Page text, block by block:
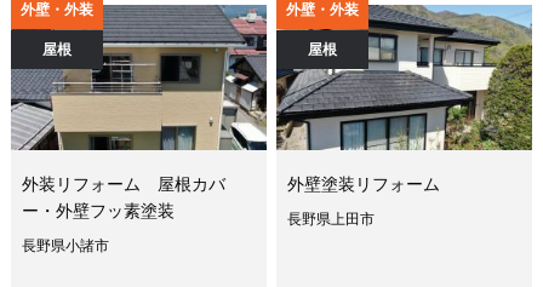
外壁・外装
屋根
外装リフォーム 屋根カバ
ー・外壁フッ素塗装
長野県小諸市
外壁・外装
屋根
外壁塗装リフォーム
長野県上田市